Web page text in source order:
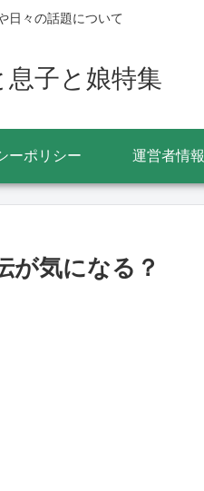
日々の話題について
息子と娘特集
ーポリシー 運営者情報
が気になる？